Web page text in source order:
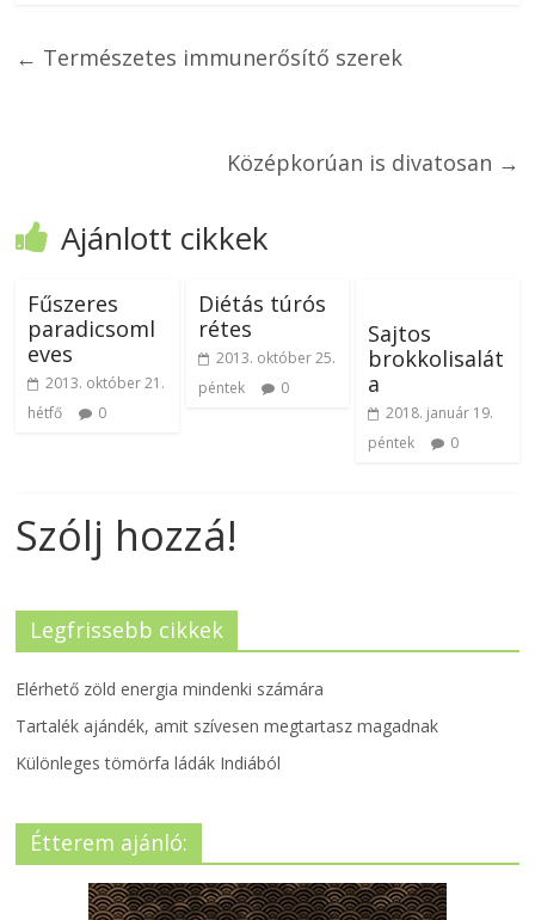
← Természetes immunerősítő szerek
Középkorúan is divatosan →
Ajánlott cikkek
Fűszeres
paradicsoml
eves
2013. október 21.
hétfő
0
Diétás túrós
rétes
2013. október 25.
péntek
0
Sajtos
brokkolisalát
a
2018. január 19.
péntek
0
Szólj hozzá!
Legfrissebb cikkek
Elérhető zöld energia mindenki számára
Tartalék ajándék, amit szívesen megtartasz magadnak
Különleges tömörfa ládák Indiából
Étterem ajánló: